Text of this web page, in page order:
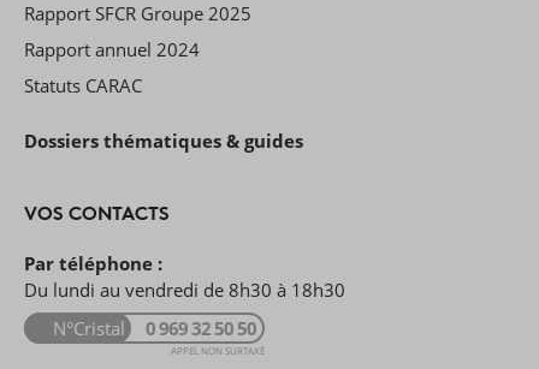
Rapport SFCR Groupe 2025
Rapport annuel 2024
Statuts CARAC
Dossiers thématiques & guides
VOS CONTACTS
Par téléphone :
Du lundi au vendredi de 8h30 à 18h30
N°Cristal
0 969 32 50 50
APPEL NON SURTAXÉ